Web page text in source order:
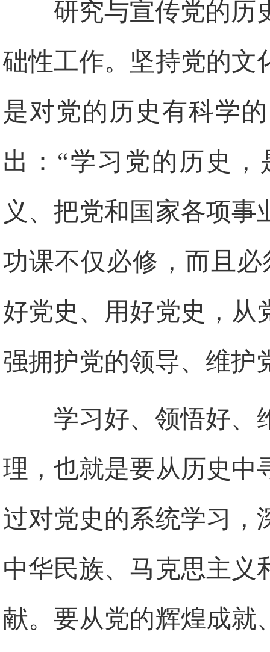
研究与宣传党的历
础性工作。坚持党的文
是对党的历史有科学
出：“学习党的历史
义、把党和国家各项
功课不仅必修，而且
好党史、用好党史，从
强拥护党的领导、维护
学习好、领悟好、
理，也就是要从历史中
过对党史的系统学习，
中华民族、马克思主义
献。要从党的辉煌成就